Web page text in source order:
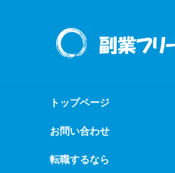
トップページ
お問い合わせ
転職するなら